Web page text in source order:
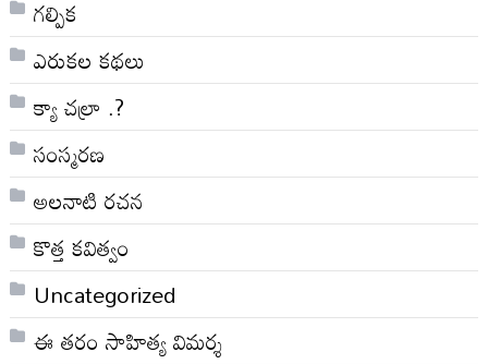
గల్పిక
ఎరుకల కథలు
క్యా చల్రా .?
సంస్మరణ
అలనాటి రచన
కొత్త కవిత్వం
Uncategorized
ఈ తరం సాహిత్య విమర్శ